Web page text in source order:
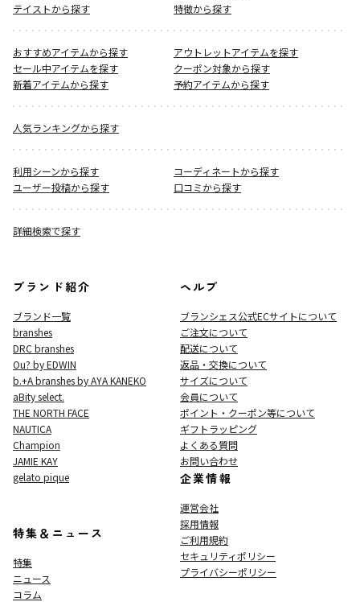
テイストから探す
特徴から探す
おすすめアイテムから探す
アウトレットアイテムを探す
セール中アイテムを探す
クーポン対象から探す
新着アイテムから探す
予約アイテムから探す
人気ランキングから探す
利用シーンから探す
コーディネートから探す
ユーザー投稿から探す
口コミから探す
詳細検索で探す
ブランド紹介
ブランド一覧
branshes
DRC branshes
Ou? by EDWIN
b.+A branshes by AYA KANEKO
aBity select.
THE NORTH FACE
NAUTICA
Champion
JAMIE KAY
gelato pique
特集＆ニュース
特集
ニュース
コラム
ヘルプ
ブランシェス公式ECサイトについて
ご注文について
配送について
返品・交換について
サイズについて
会員について
ポイント・クーポン等について
ギフトラッピング
よくある質問
お問い合わせ
企業情報
運営会社
採用情報
ご利用規約
セキュリティポリシー
プライバシーポリシー